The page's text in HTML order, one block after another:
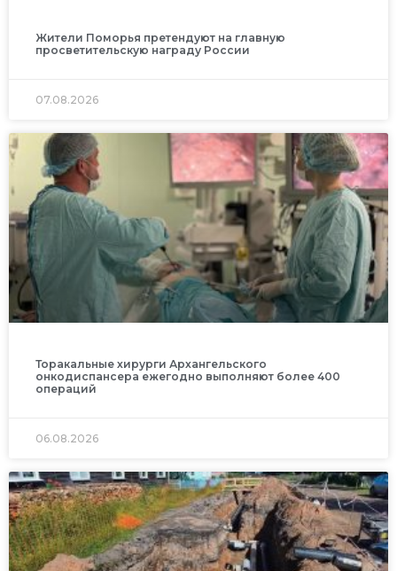
Жители Поморья претендуют на главную
просветительскую награду России
07.08.2026
Торакальные хирурги Архангельского
онкодиспансера ежегодно выполняют более 400
операций
06.08.2026